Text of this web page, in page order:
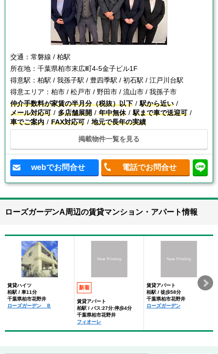
交通： 常磐線 / 柏駅
所在地： 千葉県柏市末広町4-5金子ビル1F
得意駅： 柏駅 / 我孫子駅 / 豊四季駅 / 初石駅 / 江戸川台駅
得意エリア： 柏市 / 松戸市 / 野田市 / 流山市 / 我孫子市
仲介手数料が家賃の半月分（税抜）以下
駅から近い
メール対応可
多店舗展開 年中無休
駅まで車で送迎可
車でご案内
FAX対応可 地元で長年の実績
掲載物件一覧を見る
webでお問合せ 電話でお問合せ
ローズガーデンA周辺の賃貸マンション・アパート情報
賃貸ハイツ
柏駅 / 車11分
千葉県柏市花野井
ローズガーデン Ｂ
新着
賃貸アパート
柏駅 / バス:27分:停歩4分
千葉県柏市花野井
フィオーレ
賃貸アパート
柏駅 / 徒歩58分
千葉県柏市花野井
ローズガーデン